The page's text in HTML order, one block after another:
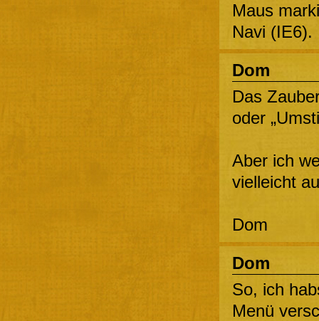
Maus
Navi (IE6).
Dom
Das
oder
Aber ich
vielleicht
Dom
Dom
So, ich
Menü